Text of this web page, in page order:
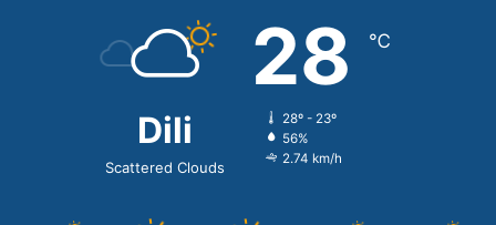
Dili
Scattered Clouds
28 ℃
28º - 23º
56%
2.74 km/h